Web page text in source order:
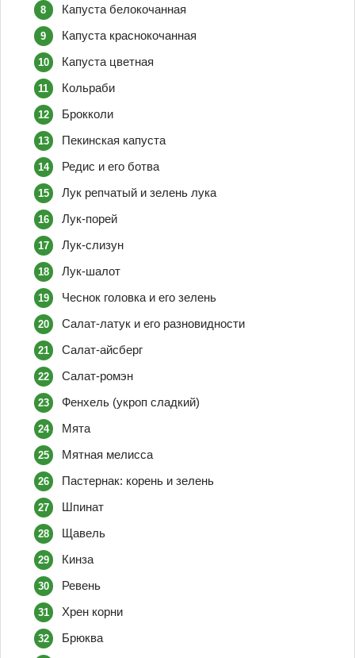
Капуста белокочанная
Капуста краснокочанная
Капуста цветная
Кольраби
Брокколи
Пекинская капуста
Редис и его ботва
Лук репчатый и зелень лука
Лук-порей
Лук-слизун
Лук-шалот
Чеснок головка и его зелень
Салат-латук и его разновидности
Салат-айсберг
Салат-ромэн
Фенхель (укроп сладкий)
Мята
Мятная мелисса
Пастернак: корень и зелень
Шпинат
Щавель
Кинза
Ревень
Хрен корни
Брюква